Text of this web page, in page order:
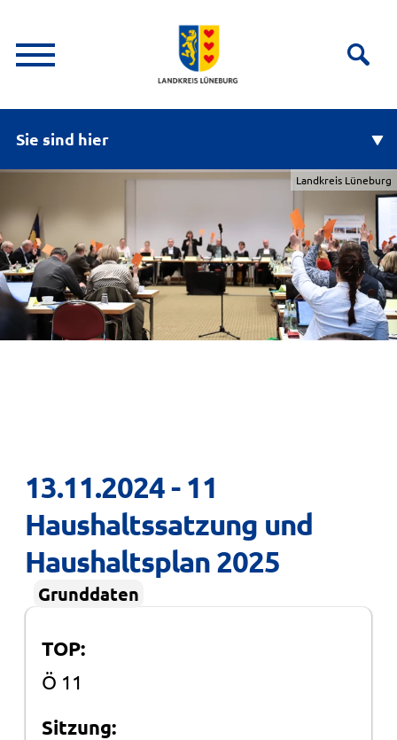
Sie sind hier
Landkreis Lüneburg
13.11.2024 - 11
Haushaltssatzung und
Haushaltsplan 2025
Grunddaten
TOP:
Ö 11
Sitzung: